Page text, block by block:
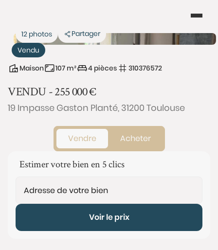
Vendu
12 photos Partager
Maison 107 m² 4 pièces 310376572
VENDU -255 000€
19 Impasse Gaston Planté, 31200 Toulouse
Vendre Acheter
Estimer votre bien en 5 clics
Voir le prix